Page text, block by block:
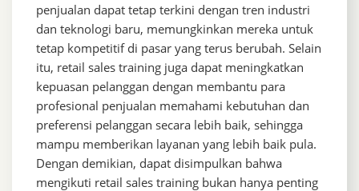
penjualan dapat tetap terkini dengan tren industri
dan teknologi baru, memungkinkan mereka untuk
tetap kompetitif di pasar yang terus berubah. Selain
itu, retail sales training juga dapat meningkatkan
kepuasan pelanggan dengan membantu para
profesional penjualan memahami kebutuhan dan
preferensi pelanggan secara lebih baik, sehingga
mampu memberikan layanan yang lebih baik pula.
Dengan demikian, dapat disimpulkan bahwa
mengikuti retail sales training bukan hanya penting